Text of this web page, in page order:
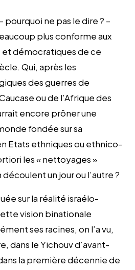
pourquoi ne pas le dire ? –
plus conforme aux
et démocratiques de ce
Qui, après les
des guerres de
ou de l’Afrique des
encore prôner une
fondée sur sa
Etats ethniques ou ethnico-
les « nettoyages »
un jour ou l’autre ?
sur la réalité israélo-
vision binationale
ses racines, on l’a vu,
dans le Yichouv d’avant-
la première décennie de